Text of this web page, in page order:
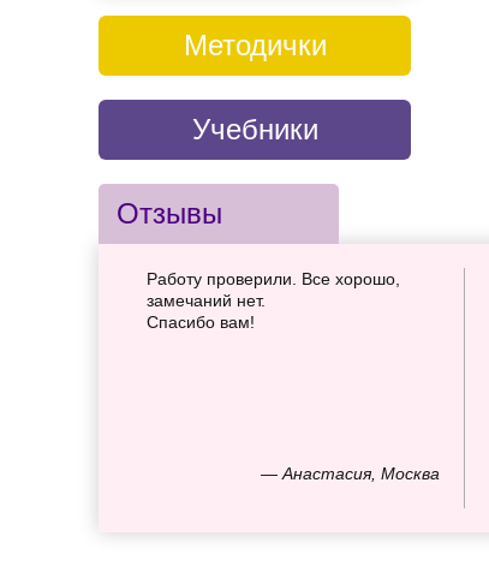
Методички
Учебники
Отзывы
— Анастасия, Москва
Работу проверили. Все хорошо,
замечаний нет.
Спасибо вам!